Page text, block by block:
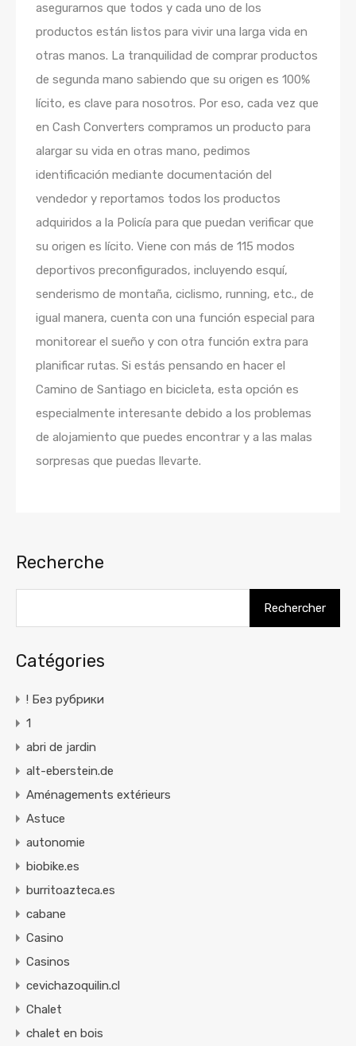
asegurarnos que todos y cada uno de los
productos están listos para vivir una larga vida en
otras manos. La tranquilidad de comprar productos
de segunda mano sabiendo que su origen es 100%
lícito, es clave para nosotros. Por eso, cada vez que
en Cash Converters compramos un producto para
alargar su vida en otras mano, pedimos
identificación mediante documentación del
vendedor y reportamos todos los productos
adquiridos a la Policía para que puedan verificar que
su origen es lícito. Viene con más de 115 modos
deportivos preconfigurados, incluyendo esquí,
senderismo de montaña, ciclismo, running, etc., de
igual manera, cuenta con una función especial para
monitorear el sueño y con otra función extra para
planificar rutas. Si estás pensando en hacer el
Camino de Santiago en bicicleta, esta opción es
especialmente interesante debido a los problemas
de alojamiento que puedes encontrar y a las malas
sorpresas que puedas llevarte.
Recherche
Catégories
! Без рубрики
1
abri de jardin
alt-eberstein.de
Aménagements extérieurs
Astuce
autonomie
biobike.es
burritoazteca.es
cabane
Casino
Casinos
cevichazoquilin.cl
Chalet
chalet en bois